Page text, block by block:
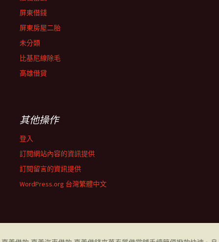
屏東借錢
屏東房屋二胎
未分類
比基尼線除毛
高雄借貸
其他操作
登入
訂閱網站內容的資訊提供
訂閱留言的資訊提供
WordPress.org 台灣繁體中文